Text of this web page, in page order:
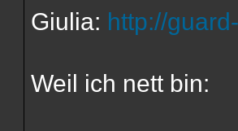
Giulia: http://
Weil ich nett bin: